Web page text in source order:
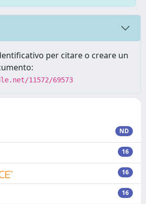
per citare o creare un
11572/69573
ND
16
16
16